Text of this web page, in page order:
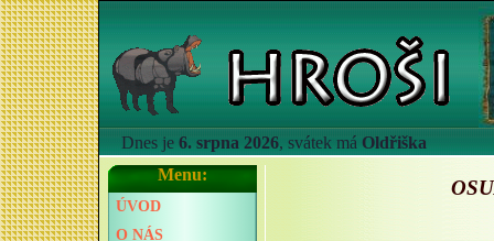
Dnes je 6. srpna 2026, svátek má Oldřiška
Menu:
ÚVOD
O NÁS